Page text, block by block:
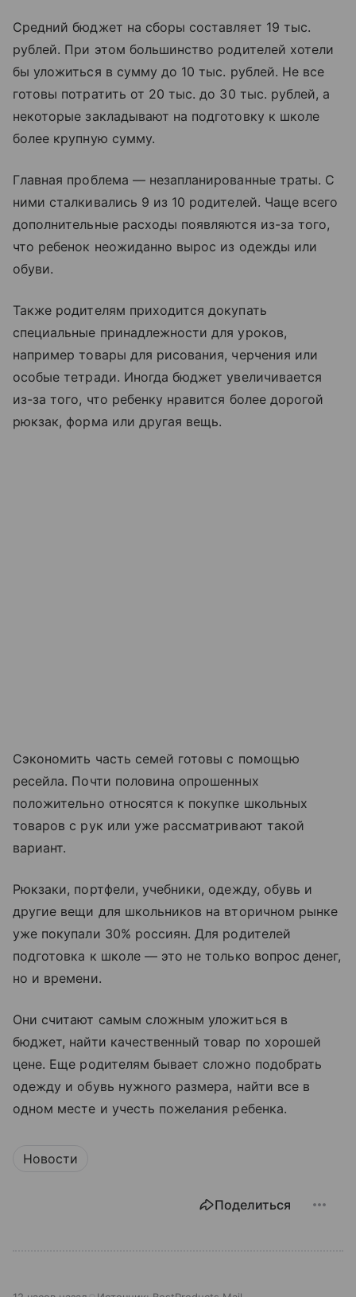
Средний бюджет на сборы составляет 19 тыс.
рублей. При этом большинство родителей хотели
бы уложиться в сумму до 10 тыс. рублей. Не все
готовы потратить от 20 тыс. до 30 тыс. рублей, а
некоторые закладывают на подготовку к школе
более крупную сумму.
Главная проблема — незапланированные траты. С
ними сталкивались 9 из 10 родителей. Чаще всего
дополнительные расходы появляются из-за того,
что ребенок неожиданно вырос из одежды или
обуви.
Также родителям приходится докупать
специальные принадлежности для уроков,
например товары для рисования, черчения или
особые тетради. Иногда бюджет увеличивается
из-за того, что ребенку нравится более дорогой
рюкзак, форма или другая вещь.
Сэкономить часть семей готовы с помощью
ресейла. Почти половина опрошенных
положительно относятся к покупке школьных
товаров с рук или уже рассматривают такой
вариант.
Рюкзаки, портфели, учебники, одежду, обувь и
другие вещи для школьников на вторичном рынке
уже покупали 30% россиян. Для родителей
подготовка к школе — это не только вопрос денег,
но и времени.
Они считают самым сложным уложиться в
бюджет, найти качественный товар по хорошей
цене. Еще родителям бывает сложно подобрать
одежду и обувь нужного размера, найти все в
одном месте и учесть пожелания ребенка.
Новости
Поделиться